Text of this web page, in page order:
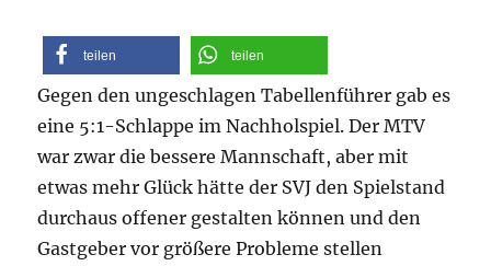
teilen teilen
Gegen den ungeschlagen Tabellenführer gab es
eine 5:1-Schlappe im Nachholspiel. Der MTV
war zwar die bessere Mannschaft, aber mit
etwas mehr Glück hätte der SVJ den Spielstand
durchaus offener gestalten können und den
Gastgeber vor größere Probleme stellen